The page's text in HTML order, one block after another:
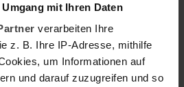
mit Ihren Daten
verarbeiten Ihre
z. B. Ihre IP-Adresse, mithilfe
um Informationen auf
und darauf zuzugreifen und so